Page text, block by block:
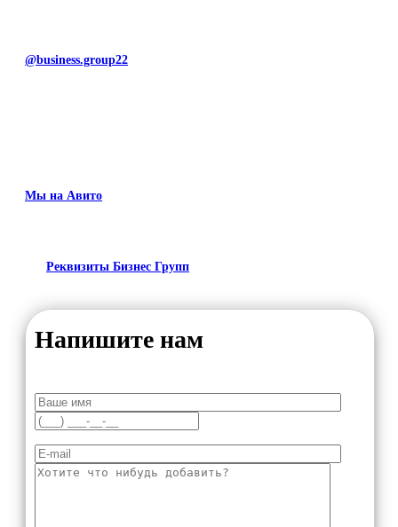
@business.group22
Мы на Авито
Реквизиты Бизнес Групп
Напишите нам